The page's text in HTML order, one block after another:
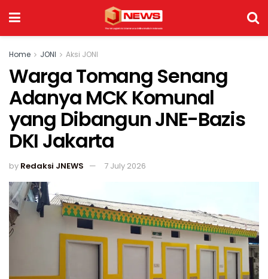
Home JONI Aksi JONI
Warga Tomang Senang
Adanya MCK Komunal
yang Dibangun JNE-Bazis
DKI Jakarta
by Redaksi JNEWS 7 July 2026